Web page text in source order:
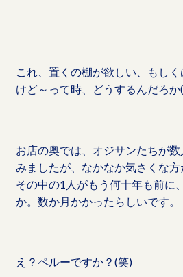
これ、置くの棚が欲しい、もし
けど～って時、どうするんだろか(
お店の奥では、オジサンたちが
みましたが、なかなか気さくな方
その中の1人がもう何十年も前に
か。数か月かかったらしいです。
え？ペルーですか？(笑)